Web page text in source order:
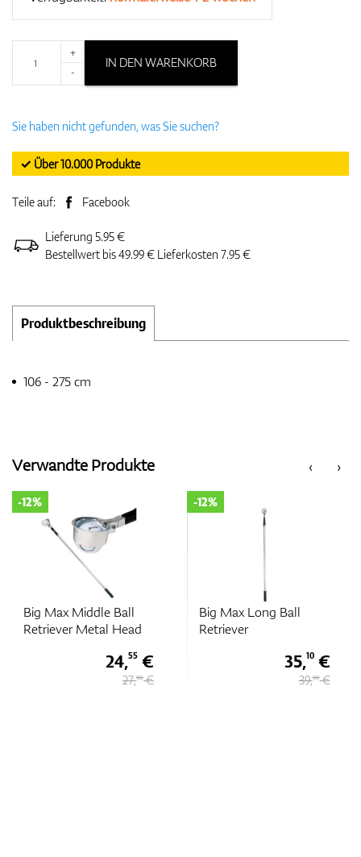
+
-
IN DEN WARENKORB
Sie haben nicht gefunden, was Sie suchen?
✓ Über 10.000 Produkte
Teile auf: Facebook
Lieferung 5.95 €
Bestellwert bis 49.99 € Lieferkosten 7.95 €
Produktbeschreibung
106 - 275 cm
‹
Verwandte Produkte ›
Big Max Middle Ball
Retriever Metal Head
-12%
24,55 €
27,90€
Big Max Long Ball
Retriever
-12%
35,10€
39,90€